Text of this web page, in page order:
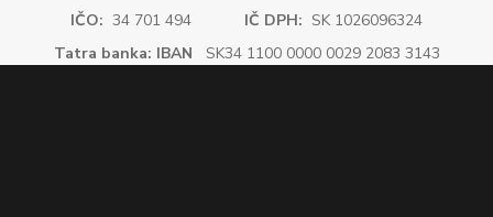
IČO: 34 701 494 IČ DPH: SK 1026096324
Tatra banka: IBAN SK34 1100 0000 0029 2083 3143